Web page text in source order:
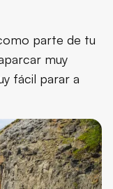
parte de tu
muy
fácil parar a